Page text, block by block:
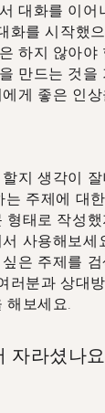
대화를 이어
화를 시작했
하지 않아야
만드는 것을
게 좋은 인
지 생각이
는 주제에 대
형태로 작성
사용해보세
은 주제를
러분과 상대
보세요.
자라셨나